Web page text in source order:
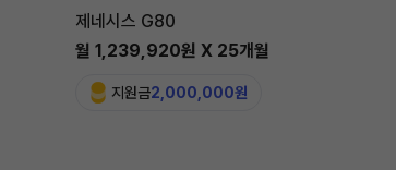
제네시스 G80
월 1,239,920원 X 25개월
지원금2,000,000원